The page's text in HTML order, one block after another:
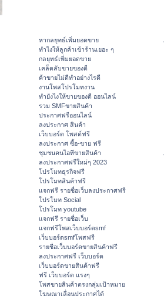
หากลยุทธ์เพิ่มยอดขาย
ทําไงให้ลูกค้าเข้าร้านเยอะ ๆ
กลยุทธ์เพิ่มยอดขาย
เคล็ดลับขายของดี
ค้าขายไม่ดีทำอย่างไรดี
งานโพสโปรโมทงาน
ทํายังไงให้ขายของดี ออนไลน์
รวม SMFขายสินค้า
ประกาศฟรีออนไลน์
ลงประกาศ สินค้า
เว็บบอร์ด โพสต์ฟรี
ลงประกาศ ซื้อ-ขาย ฟรี
ชุมชนคนไอทีขายสินค้า
ลงประกาศฟรีใหม่ๆ 2023
โปรโมทธุรกิจฟรี
โปรโมทสินค้าฟรี
แจกฟรี รายชื่อเว็บลงประกาศฟรี
โปรโมท Social
โปรโมท youtube
แจกฟรี รายชื่อเว็บ
แจกฟรีโพสเว็บบอร์ดsmf
เว็บบอร์ดsmfโพสฟรี
รายชื่อเว็บบอร์ดขายสินค้าฟรี
ลงประกาศฟรี เว็บบอร์ด
เว็บบอร์ดขายสินค้าฟรี
ฟรี เว็บบอร์ด แรงๆ
โพสขายสินค้าตรงกลุ่มเป้าหมาย
โฆษณาเลื่อนประกาศได้